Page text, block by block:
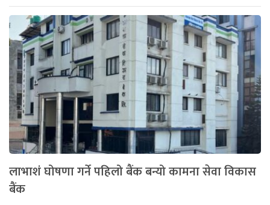
लाभाशं घोषणा गर्ने पहिलो बैंक बन्यो कामना सेवा विकास
बैंक